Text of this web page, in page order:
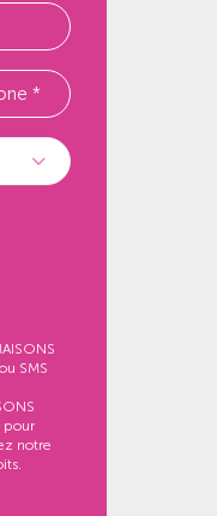
SMS
pour
notre